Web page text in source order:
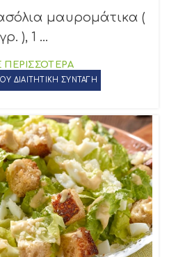
μαυρομάτικα (
), 1 ...
ΠΕΡΙΣΣΟΤΕΡΑ
ΔΙΑΙΤΗΤΙΚΗ ΣΥΝΤΑΓΗ